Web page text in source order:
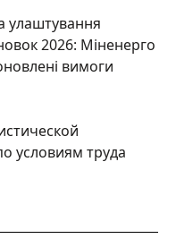
улаштування
2026: Міненерго
вимоги
условиям труда